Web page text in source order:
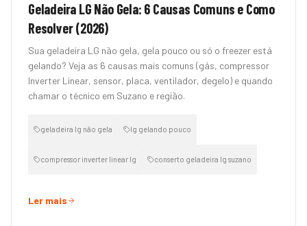
Geladeira LG Não Gela: 6 Causas Comuns e Como
Resolver (2026)
Sua geladeira LG não gela, gela pouco ou só o freezer está
gelando? Veja as 6 causas mais comuns (gás, compressor
Inverter Linear, sensor, placa, ventilador, degelo) e quando
chamar o técnico em Suzano e região.
geladeira lg não gela lg gelando pouco
compressor inverter linear lg conserto geladeira lg suzano
Ler mais